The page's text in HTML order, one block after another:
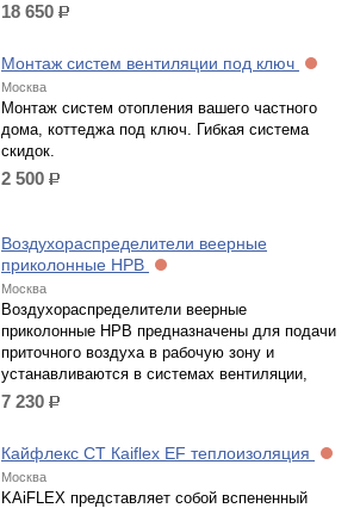
18 650 р.
Монтаж систем вентиляции под ключ
Москва
Монтаж систем отопления вашего частного
дома, коттеджа под ключ. Гибкая система
скидок.
2 500 р.
Воздухораспределители веерные
приколонные НРВ
Москва
Воздухораспределители веерные
приколонные НРВ предназначены для подачи
приточного воздуха в рабочую зону и
устанавливаются в системах вентиляции,
7 230 р.
Кайфлекс СТ Кaiflex EF теплоизоляция
Москва
KAiFLEX представляет собой вспененный